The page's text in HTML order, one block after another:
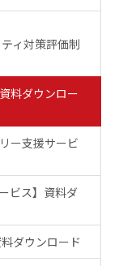
ィ対策評価制
料ダウンロー
ー支援サービ
ビス】資料ダ
ダウンロード